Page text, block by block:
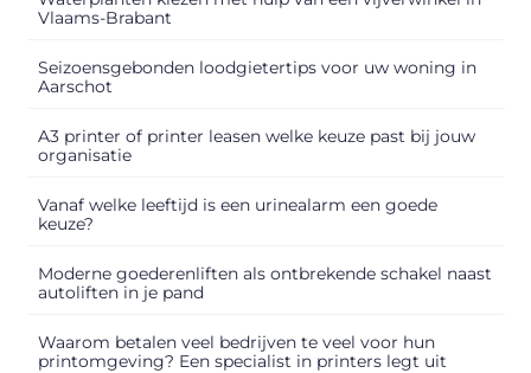
Vlaams-Brabant
Seizoensgebonden loodgietertips voor uw woning in
Aarschot
A3 printer of printer leasen welke keuze past bij jouw
organisatie
Vanaf welke leeftijd is een urinealarm een goede
keuze?
Moderne goederenliften als ontbrekende schakel naast
autoliften in je pand
Waarom betalen veel bedrijven te veel voor hun
printomgeving? Een specialist in printers legt uit